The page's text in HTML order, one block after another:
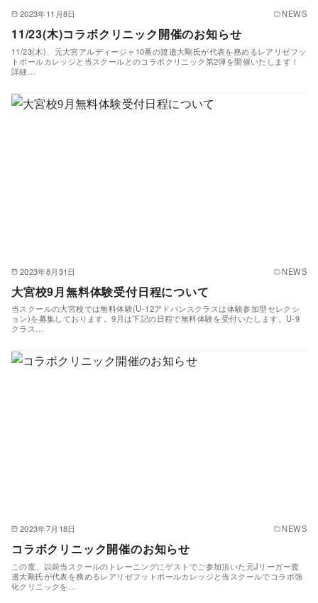
2023年11月8日 NEWS
11/23(木)コラボクリニック開催のお知らせ
11/23(木)、元大宮アルディージャ10番の渡邉大剛氏が代表を務めるレアリゼフッ
トボールカレッジと当スクールとのコラボクリニック第2弾を開催いたします！
詳細…
2023年8月31日 NEWS
大宮校9月無料体験受付日程について
当スクールの大宮校では無料体験(U-12アドバンスクラスは体験参加型セレクシ
ョン)を募集しております。9月は下記の日程で無料体験を受付いたします。U-9
クラス…
2023年7月18日 NEWS
コラボクリニック開催のお知らせ
この度、以前当スクールのトレーニングにゲストでご参加頂いた元Jリーガー渡
邉大剛氏が代表を務めるレアリゼフットボールカレッジと当スクールでコラボ強
化クリニックを…